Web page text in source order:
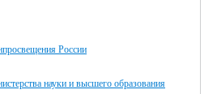
России
науки и высшего образования